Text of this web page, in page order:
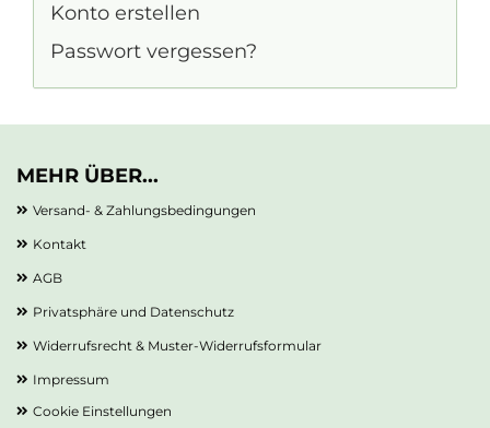
Konto erstellen
Passwort vergessen?
MEHR ÜBER...
Versand- & Zahlungsbedingungen
Kontakt
AGB
Privatsphäre und Datenschutz
Widerrufsrecht & Muster-Widerrufsformular
Impressum
Cookie Einstellungen